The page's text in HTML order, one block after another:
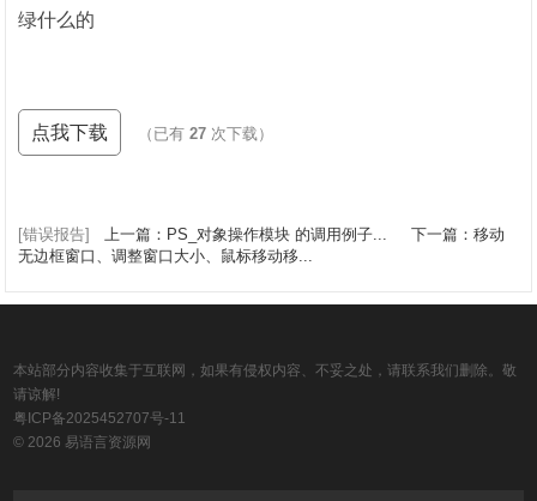
绿什么的
点我下载 （已有27 次下载）
[错误报告] 上一篇：PS_对象操作模块 的调用例子...
下一篇：移动
无边框窗口、调整窗口大小、鼠标移动移...
本站部分内容收集于互联网，如果有侵权内容、不妥之处，请联系我们删除。敬
请谅解!
粤ICP备2025452707号-11
© 2026 易语言资源网